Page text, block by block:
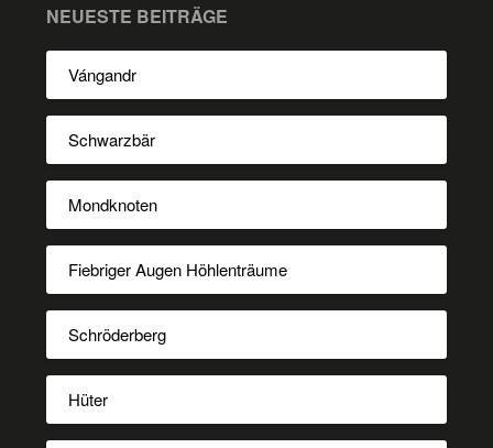
NEUESTE BEITRÄGE
Vángandr
Schwarzbär
Mondknoten
Fiebriger Augen Höhlenträume
Schröderberg
Hüter